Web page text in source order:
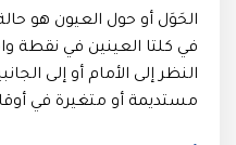
الحَوَل أو حول العيون هو
في كلتا العينين في نقطة
النظر إلى الأمام أو إلى
مستديمة أو متغيرة في